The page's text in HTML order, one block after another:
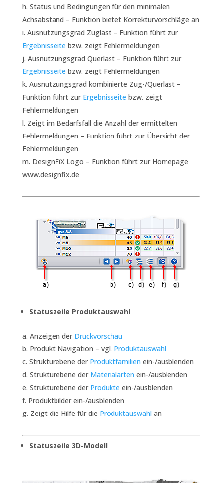
Status und Bedingungen für den minimalen
Achsabstand – Funktion bietet Korrekturvorschläge an
Ausnutzungsgrad Zuglast – Funktion führt zur
Ergebnisseite bzw. zeigt Fehlermeldungen
Ausnutzungsgrad Querlast – Funktion führt zur
Ergebnisseite bzw. zeigt Fehlermeldungen
Ausnutzungsgrad kombinierte Zug-/Querlast –
Funktion führt zur Ergebnisseite bzw. zeigt
Fehlermeldungen
Zeigt im Bedarfsfall die Anzahl der ermittelten
Fehlermeldungen – Funktion führt zur Übersicht der
Fehlermeldungen
DesignFiX Logo – Funktion führt zur Homepage
www.designfix.de
Statuszeile Produktauswahl
Anzeigen der Druckvorschau
Produkt Navigation – vgl. Produktauswahl
Strukturebene der Produktfamilien ein-/ausblenden
Strukturebene der Materialarten ein-/ausblenden
Strukturebene der Produkte ein-/ausblenden
Produktbilder ein-/ausblenden
Zeigt die Hilfe für die Produktauswahl an
Statuszeile 3D-Modell